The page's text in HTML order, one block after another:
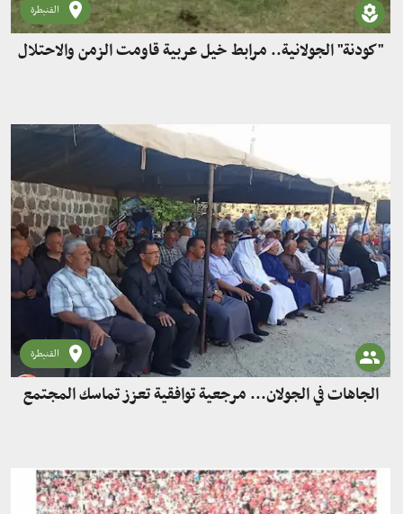
القنيطرة
"كودنة" الجولانية.. مرابط خيل عربية قاومت الزمن والاحتلال
القنيطرة
الجاهات في الجولان... مرجعية توافقية تعزز تماسك المجتمع